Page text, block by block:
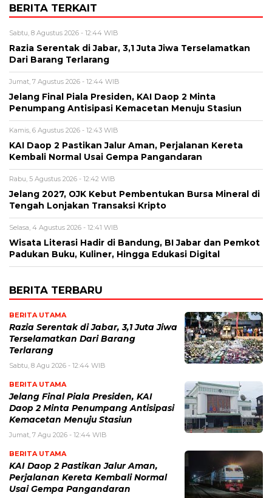
BERITA TERKAIT
Sabtu, 8 Agustus 2026 - 12:44 WIB
Razia Serentak di Jabar, 3,1 Juta Jiwa Terselamatkan
Dari Barang Terlarang
Jumat, 7 Agustus 2026 - 12:44 WIB
Jelang Final Piala Presiden, KAI Daop 2 Minta
Penumpang Antisipasi Kemacetan Menuju Stasiun
Kamis, 6 Agustus 2026 - 12:43 WIB
KAI Daop 2 Pastikan Jalur Aman, Perjalanan Kereta
Kembali Normal Usai Gempa Pangandaran
Rabu, 5 Agustus 2026 - 12:42 WIB
Jelang 2027, OJK Kebut Pembentukan Bursa Mineral di
Tengah Lonjakan Transaksi Kripto
Selasa, 4 Agustus 2026 - 12:41 WIB
Wisata Literasi Hadir di Bandung, BI Jabar dan Pemkot
Padukan Buku, Kuliner, Hingga Edukasi Digital
BERITA TERBARU
BERITA UTAMA
Razia Serentak di Jabar, 3,1 Juta Jiwa
Terselamatkan Dari Barang
Terlarang
Sabtu, 8 Agu 2026 - 12:44 WIB
BERITA UTAMA
Jelang Final Piala Presiden, KAI
Daop 2 Minta Penumpang Antisipasi
Kemacetan Menuju Stasiun
Jumat, 7 Agu 2026 - 12:44 WIB
BERITA UTAMA
KAI Daop 2 Pastikan Jalur Aman,
Perjalanan Kereta Kembali Normal
Usai Gempa Pangandaran